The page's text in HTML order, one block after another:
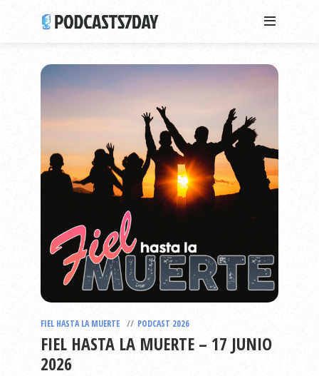
FIEL HASTA LA MUERTE PODCAST 2026
FIEL HASTA LA MUERTE – 17 JUNIO
2026